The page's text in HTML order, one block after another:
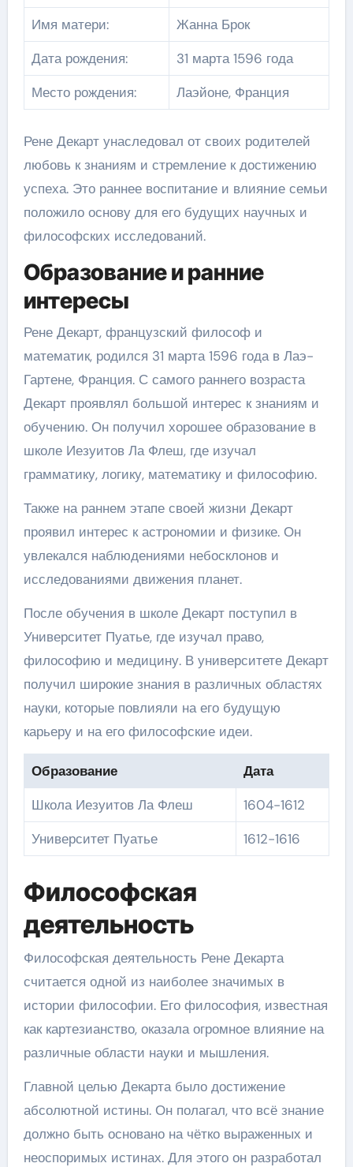
Имя матери:
Жанна Брок
Дата рождения:
31 марта 1596 года
Место рождения:
Лаэйоне, Франция
Рене Декарт унаследовал от своих родителей
любовь к знаниям и стремление к достижению
успеха. Это раннее воспитание и влияние семьи
положило основу для его будущих научных и
философских исследований.
Образование и ранние
интересы
Рене Декарт, французский философ и
математик, родился 31 марта 1596 года в Лаэ-
Гартене, Франция. С самого раннего возраста
Декарт проявлял большой интерес к знаниям и
обучению. Он получил хорошее образование в
школе Иезуитов Ла Флеш, где изучал
грамматику, логику, математику и философию.
Также на раннем этапе своей жизни Декарт
проявил интерес к астрономии и физике. Он
увлекался наблюдениями небосклонов и
исследованиями движения планет.
После обучения в школе Декарт поступил в
Университет Пуатье, где изучал право,
философию и медицину. В университете Декарт
получил широкие знания в различных областях
науки, которые повлияли на его будущую
карьеру и на его философские идеи.
Образование
Дата
Школа Иезуитов Ла Флеш
1604-1612
Университет Пуатье
1612-1616
Философская
деятельность
Философская деятельность Рене Декарта
считается одной из наиболее значимых в
истории философии. Его философия, известная
как картезианство, оказала огромное влияние на
различные области науки и мышления.
Главной целью Декарта было достижение
абсолютной истины. Он полагал, что всё знание
должно быть основано на чётко выраженных и
неоспоримых истинах. Для этого он разработал